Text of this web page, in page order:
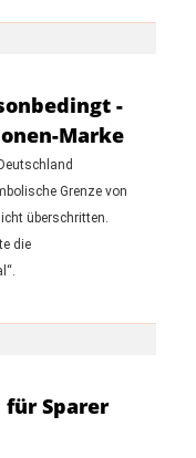
-
Marke
Grenze von
überschritten.
die
für Sparer